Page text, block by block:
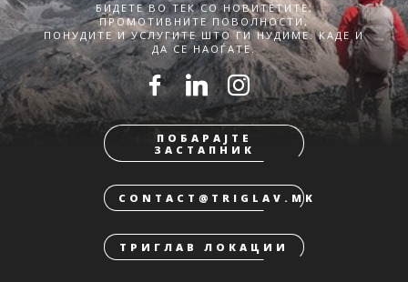
БИДЕТЕ ВО ТЕК СО НОВИТЕТИТЕ,
ПРОМОТИВНИТЕ ПОВОЛНОСТИ,
ПОНУДИТЕ И УСЛУГИТЕ ШТО ГИ НУДИМЕ. КАДЕ И
ДА СЕ НАОЃАТЕ.
ПОБАРАЈТЕ
ЗАСТАПНИК
CONTACT@TRIGLAV.MK
ТРИГЛАВ ЛОКАЦИИ